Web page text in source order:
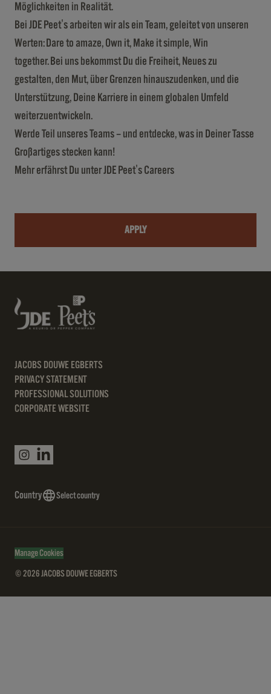
Möglichkeiten in Realität.
Bei JDE Peet's arbeiten wir als ein Team, geleitet von unseren
Werten: Dare to amaze, Own it, Make it simple, Win
together. Bei uns bekommst Du die Freiheit, Neues zu
gestalten, den Mut, über Grenzen hinauszudenken, und die
Unterstützung, Deine Karriere in einem globalen Umfeld
weiterzuentwickeln.
Werde Teil unseres Teams – und entdecke, was in Deiner Tasse
Großartiges stecken kann!
Mehr erfährst Du unterJDE Peet's Careers
APPLY
JACOBS DOUWE EGBERTS
PRIVACY STATEMENT
PROFESSIONAL SOLUTIONS
CORPORATE WEBSITE
Country Select country
Manage Cookies
© 2026 JACOBS DOUWE EGBERTS